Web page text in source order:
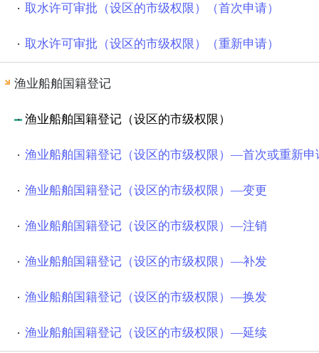
取水许可审批（设区的市级权限）（首次申请）
取水许可审批（设区的市级权限）（重新申请）
渔业船舶国籍登记
渔业船舶国籍登记（设区的市级权限）
渔业船舶国籍登记（设区的市级权限）—首次或重新申
渔业船舶国籍登记（设区的市级权限）—变更
渔业船舶国籍登记（设区的市级权限）—注销
渔业船舶国籍登记（设区的市级权限）—补发
渔业船舶国籍登记（设区的市级权限）—换发
渔业船舶国籍登记（设区的市级权限）—延续